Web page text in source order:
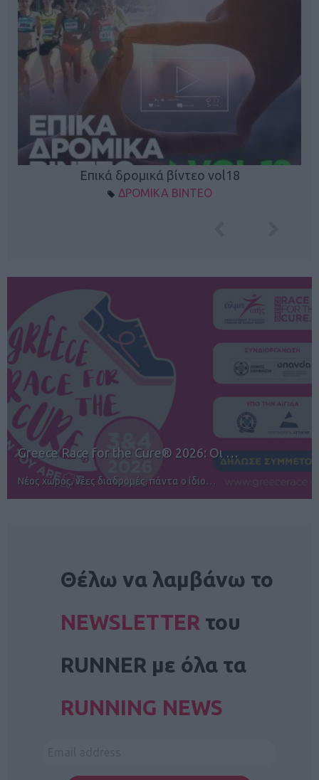
Επικά δρομικά βίντεο vol18
ΔΡΟΜΙΚΑ ΒΙΝΤΕΟ
12ος TUI Rhodes Marathon: Άνοιγμα ε…
Αγώνες για όλους στην Ρόδο
Θέλω να λαμβάνω το
NEWSLETTER του
RUNNER με όλα τα
RUNNING NEWS